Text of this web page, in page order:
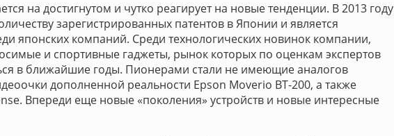
на достигнутом и чутко реагирует на новые тенденции. В 2013 году
зарегистрированных патентов в Японии и является
японских компаний. Среди технологических новинок компании,
и спортивные гаджеты, рынок которых по оценкам экспертов
в ближайшие годы. Пионерами стали не имеющие аналогов
дополненной реальности Epson Moverio BT-200, а также
Впереди еще новые «поколения» устройств и новые интересные